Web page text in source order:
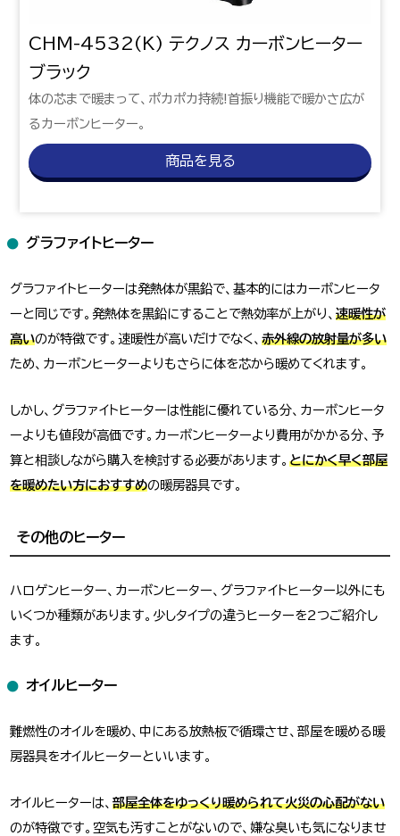
CHM-4532(K) テクノス カーボンヒーター
ブラック
体の芯まで暖まって、ポカポカ持続!首振り機能で暖かさ広が
るカーボンヒーター。
商品を見る
グラファイトヒーター
グラファイトヒーターは発熱体が黒鉛で、基本的にはカーボンヒータ
ーと同じです。発熱体を黒鉛にすることで熱効率が上がり、速暖性が
高いのが特徴です。速暖性が高いだけでなく、赤外線の放射量が多い
ため、カーボンヒーターよりもさらに体を芯から暖めてくれます。
しかし、グラファイトヒーターは性能に優れている分、カーボンヒータ
ーよりも値段が高価です。カーボンヒーターより費用がかかる分、予
算と相談しながら購入を検討する必要があります。とにかく早く部屋
を暖めたい方におすすめの暖房器具です。
その他のヒーター
ハロゲンヒーター、カーボンヒーター、グラファイトヒーター以外にも
いくつか種類があります。少しタイプの違うヒーターを2つご紹介し
ます。
オイルヒーター
難燃性のオイルを暖め、中にある放熱板で循環させ、部屋を暖める暖
房器具をオイルヒーターといいます。
オイルヒーターは、部屋全体をゆっくり暖められて火災の心配がない
のが特徴です。空気も汚すことがないので、嫌な臭いも気になりませ